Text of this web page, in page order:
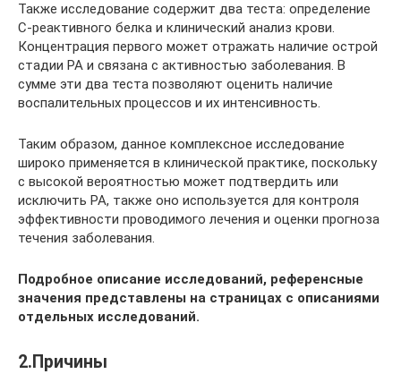
Также исследование содержит два теста: определение
С-реактивного белка и клинический анализ крови.
Концентрация первого может отражать наличие острой
стадии РА и связана с активностью заболевания. В
сумме эти два теста позволяют оценить наличие
воспалительных процессов и их интенсивность.
Таким образом, данное комплексное исследование
широко применяется в клинической практике, поскольку
с высокой вероятностью может подтвердить или
исключить РА, также оно используется для контроля
эффективности проводимого лечения и оценки прогноза
течения заболевания.
Подробное описание исследований, референсные
значения представлены на страницах с описаниями
отдельных исследований.
2.Причины